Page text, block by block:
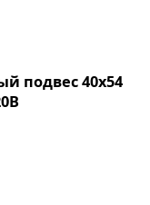
подвес 40x54